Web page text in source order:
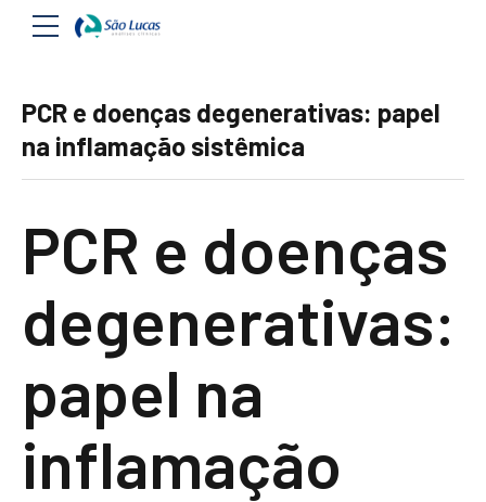
PCR e doenças degenerativas: papel
na inflamação sistêmica
PCR e doenças
degenerativas:
papel na
inflamação